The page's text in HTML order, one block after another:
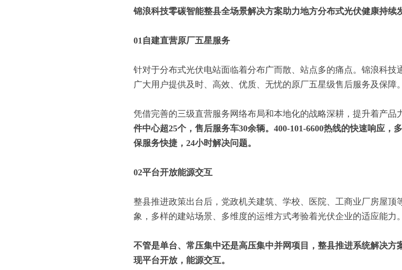
锦浪科技零碳智能整县全场景解决方案助力地方分布式光伏健康持续
01自建直营原厂五星服务
针对于分布式光伏电站面临着分布广而散、站点多的痛点。锦浪科技
广大用户提供及时、高效、优质、无忧的原厂五星级售后服务及保障。
凭借完善的三级直营服务网络布局和本地化的战略深耕，提升着产品
件中心超25个，售后服务车30余辆。 400-101-6600热线的快速响应，
保服务快捷， 24小时解决问题。
02平台开放能源交互
整县推进政策出台后，党政机关建筑、学校、医院、工商业厂房屋顶
象，多样的建站场景、多维度的运维方式考验着光伏企业的适应能力。
不管是单台、常压集中还是高压集中并网项目，整县推进系统解决方
现平台开放，能源交互。